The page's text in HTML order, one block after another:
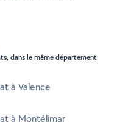
dans le même département
à Valence
à Montélimar